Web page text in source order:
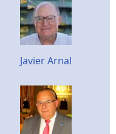
Javier Arnal